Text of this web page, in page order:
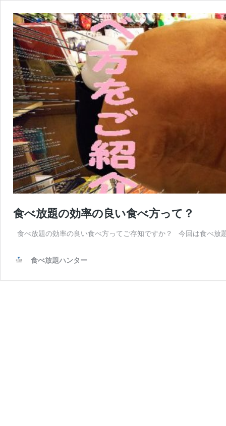
食べ放題の効率の良い食べ方って？
食べ放題の効率の良い食べ方ってご存知ですか？ 今回は食べ
食べ放題ハンター